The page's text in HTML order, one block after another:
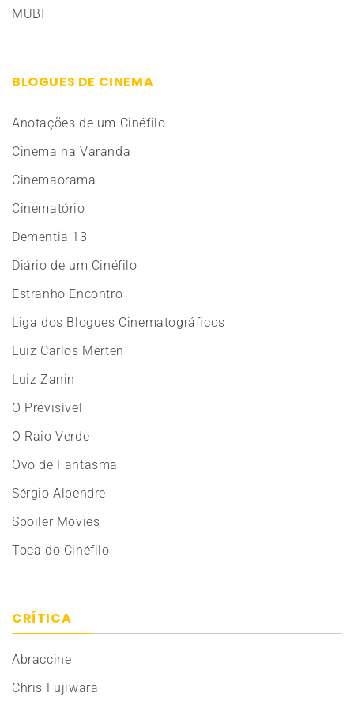
MUBI
BLOGUES DE CINEMA
Anotações de um Cinéfilo
Cinema na Varanda
Cinemaorama
Cinematório
Dementia 13
Diário de um Cinéfilo
Estranho Encontro
Liga dos Blogues Cinematográficos
Luiz Carlos Merten
Luiz Zanin
O Previsível
O Raio Verde
Ovo de Fantasma
Sérgio Alpendre
Spoiler Movies
Toca do Cinéfilo
CRÍTICA
Abraccine
Chris Fujiwara